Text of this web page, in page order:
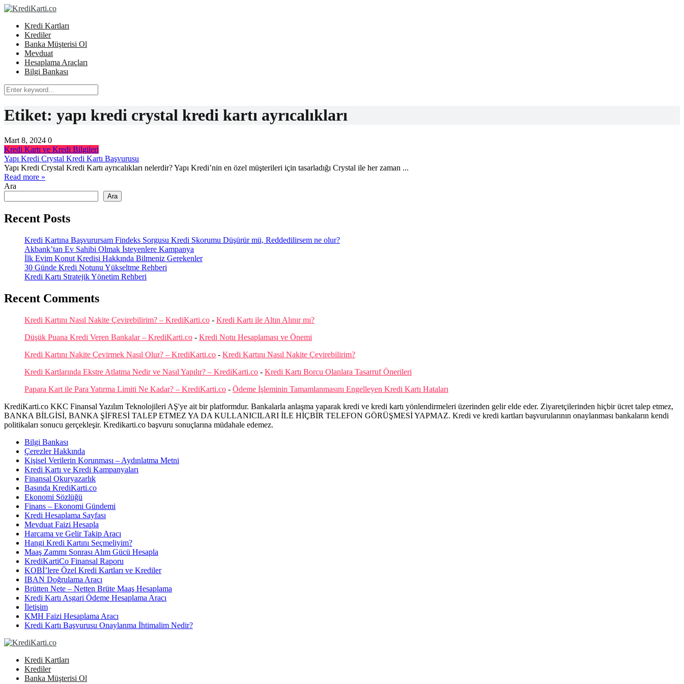
Kredi Kartları
Krediler
Banka Müşterisi Ol
Mevduat
Hesaplama Araçları
Bilgi Bankası
Etiket: yapı kredi crystal kredi kartı ayrıcalıkları
Mart 8, 2024 0
Kredi Kartı ve Kredi Bilgileri
Yapı Kredi Crystal Kredi Kartı Başvurusu
Yapı Kredi Crystal Kredi Kartı ayrıcalıkları nelerdir? Yapı Kredi’nin en özel müşterileri için tasarladığı Crystal ile her zaman ...
Read more »
Ara
Ara
Recent Posts
Kredi Kartına Başvurursam Findeks Sorgusu Kredi Skorumu Düşürür mü, Reddedilirsem ne olur?
Akbank’tan Ev Sahibi Olmak İsteyenlere Kampanya
İlk Evim Konut Kredisi Hakkında Bilmeniz Gerekenler
30 Günde Kredi Notunu Yükseltme Rehberi
Kredi Kartı Stratejik Yönetim Rehberi
Recent Comments
Kredi Kartını Nasıl Nakite Çevirebilirim? – KrediKarti.co - Kredi Kartı ile Altın Alınır mı?
Düşük Puana Kredi Veren Bankalar – KrediKarti.co - Kredi Notu Hesaplaması ve Önemi
Kredi Kartını Nakite Çevirmek Nasıl Olur? – KrediKarti.co - Kredi Kartını Nasıl Nakite Çevirebilirim?
Kredi Kartlarında Ekstre Atlatma Nedir ve Nasıl Yapılır? – KrediKarti.co - Kredi Kartı Borcu Olanlara Tasarruf Önerileri
Papara Kart ile Para Yatırma Limiti Ne Kadar? – KrediKarti.co - Ödeme İşleminin Tamamlanmasını Engelleyen Kredi Kartı Hataları
KrediKarti.co KKC Finansal Yazılım Teknolojileri AŞ'ye ait bir platformdur. Bankalarla anlaşma yaparak kredi ve kredi kartı yönlendirmeleri üzerinden gelir elde eder. Ziyaretçilerinden hiçbir ücret talep etmez,
BANKA BİLGİSİ, BANKA ŞİFRESİ TALEP ETMEZ YA DA KULLANICILARI İLE HİÇBİR TELEFON GÖRÜŞMESİ YAPMAZ. Kredi ve kredi kartları başvurularının onaylanması bankaların kendi
politikaları sonucu gerçekleşir. Kredikarti.co başvuru sonuçlarına müdahale edemez.
Bilgi Bankası
Çerezler Hakkında
Kişisel Verilerin Korunması – Aydınlatma Metni
Kredi Kartı ve Kredi Kampanyaları
Finansal Okuryazarlık
Basında KrediKarti.co
Ekonomi Sözlüğü
Finans – Ekonomi Gündemi
Kredi Hesaplama Sayfası
Mevduat Faizi Hesapla
Harcama ve Gelir Takip Aracı
Hangi Kredi Kartını Seçmeliyim?
Maaş Zammı Sonrası Alım Gücü Hesapla
KrediKartiCo Finansal Raporu
KOBİ’lere Özel Kredi Kartları ve Krediler
IBAN Doğrulama Aracı
Brütten Nete – Netten Brüte Maaş Hesaplama
Kredi Kartı Asgari Ödeme Hesaplama Aracı
İletişim
KMH Faizi Hesaplama Aracı
Kredi Kartı Başvurusu Onaylanma İhtimalim Nedir?
Kredi Kartları
Krediler
Banka Müşterisi Ol